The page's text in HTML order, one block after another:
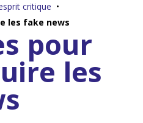
recherche
critique
les fake news
pour
les